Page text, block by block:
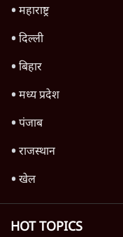
महाराष्ट्र
दिल्ली
बिहार
मध्य प्रदेश
पंजाब
राजस्थान
खेल
HOT TOPICS